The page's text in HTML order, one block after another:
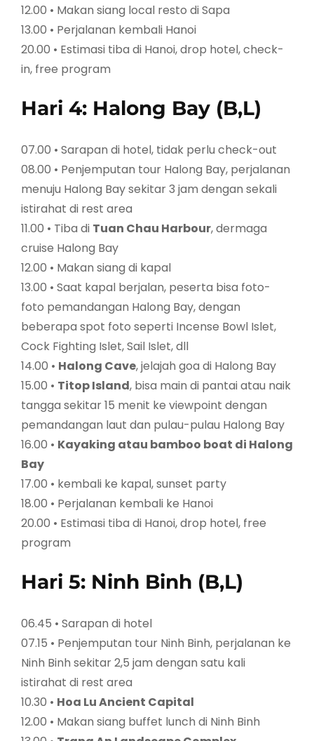
12.00 • Makan siang local resto di Sapa
13.00 • Perjalanan kembali Hanoi
20.00 • Estimasi tiba di Hanoi, drop hotel, check-
in, free program
Hari 4: Halong Bay (B,L)
07.00 • Sarapan di hotel, tidak perlu check-out
08.00 • Penjemputan tour Halong Bay, perjalanan
menuju Halong Bay sekitar 3 jam dengan sekali
istirahat di rest area
11.00 • Tiba di Tuan Chau Harbour, dermaga
cruise Halong Bay
12.00 • Makan siang di kapal
13.00 • Saat kapal berjalan, peserta bisa foto-
foto pemandangan Halong Bay, dengan
beberapa spot foto seperti Incense Bowl Islet,
Cock Fighting Islet, Sail Islet, dll
14.00 • Halong Cave, jelajah goa di Halong Bay
15.00 • Titop Island, bisa main di pantai atau naik
tangga sekitar 15 menit ke viewpoint dengan
pemandangan laut dan pulau-pulau Halong Bay
16.00 • Kayaking atau bamboo boat di Halong
Bay
17.00 • kembali ke kapal, sunset party
18.00 • Perjalanan kembali ke Hanoi
20.00 • Estimasi tiba di Hanoi, drop hotel, free
program
Hari 5: Ninh Binh (B,L)
06.45 • Sarapan di hotel
07.15 • Penjemputan tour Ninh Binh, perjalanan ke
Ninh Binh sekitar 2,5 jam dengan satu kali
istirahat di rest area
10.30 • Hoa Lu Ancient Capital
12.00 • Makan siang buffet lunch di Ninh Binh